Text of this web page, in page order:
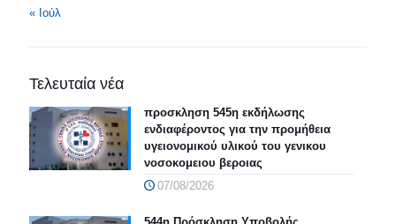
« Ιούλ
Τελευταία νέα
προσκληση 545η εκδήλωσης
ενδιαφέροντος για την προμήθεια
υγειονομικού υλικού του γενικου
νοσοκομειου βεροιας
07/08/2026